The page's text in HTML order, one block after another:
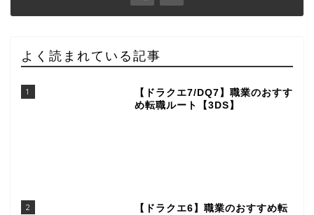
よく読まれている記事
1
【ドラクエ7/DQ7】職業のおすす
め転職ルート【3DS】
2
【ドラクエ6】職業のおすすめ転